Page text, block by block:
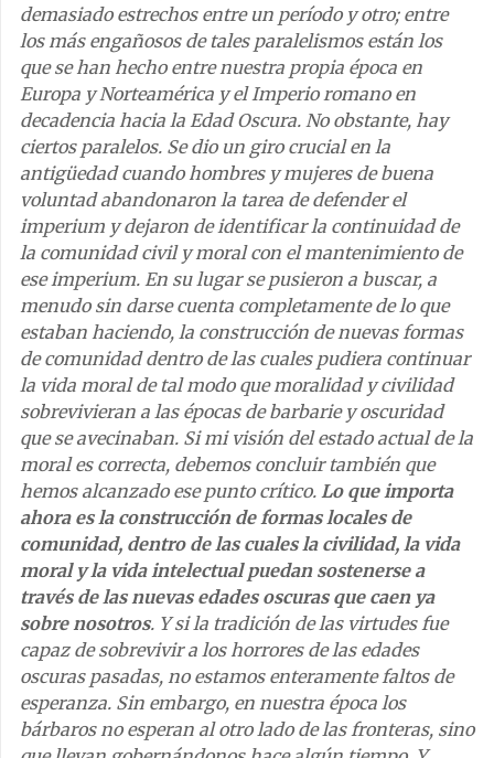
demasiado estrechos entre un período y otro; entre
los más engañosos de tales paralelismos están los
que se han hecho entre nuestra propia época en
Europa y Norteamérica y el Imperio romano en
decadencia hacia la Edad Oscura. No obstante, hay
ciertos paralelos. Se dio un giro crucial en la
antigüedad cuando hombres y mujeres de buena
voluntad abandonaron la tarea de defender el
imperium y dejaron de identificar la continuidad de
la comunidad civil y moral con el mantenimiento de
ese imperium. En su lugar se pusieron a buscar, a
menudo sin darse cuenta completamente de lo que
estaban haciendo, la construcción de nuevas formas
de comunidad dentro de las cuales pudiera continuar
la vida moral de tal modo que moralidad y civilidad
sobrevivieran a las épocas de barbarie y oscuridad
que se avecinaban. Si mi visión del estado actual de la
moral es correcta, debemos concluir también que
hemos alcanzado ese punto crítico. Lo que importa
ahora es la construcción de formas locales de
comunidad, dentro de las cuales la civilidad, la vida
moral y la vida intelectual puedan sostenerse a
través de las nuevas edades oscuras que caen ya
sobre nosotros. Y si la tradición de las virtudes fue
capaz de sobrevivir a los horrores de las edades
oscuras pasadas, no estamos enteramente faltos de
esperanza. Sin embargo, en nuestra época los
bárbaros no esperan al otro lado de las fronteras, sino